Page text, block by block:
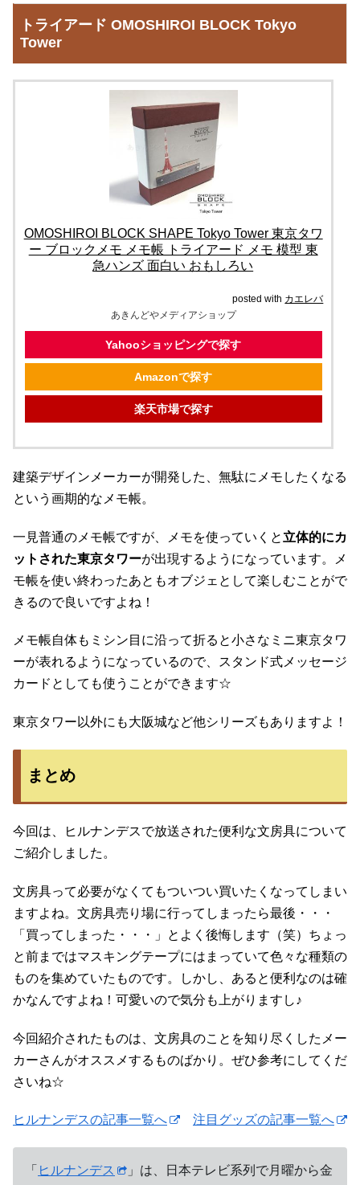
トライアード OMOSHIROI BLOCK Tokyo
Tower
OMOSHIROI BLOCK SHAPE Tokyo Tower 東京タワ
ー ブロックメモ メモ帳 トライアード メモ 模型 東
急ハンズ 面白い おもしろい
posted with カエレバ
あきんどやメディアショップ
Yahooショッピングで探す
Amazonで探す
楽天市場で探す
建築デザインメーカーが開発した、無駄にメモしたくなる
という画期的なメモ帳。
一見普通のメモ帳ですが、メモを使っていくと 立体的にカ
ットされた東京タワーが出現するようになっています。メ
モ帳を使い終わったあともオブジェとして楽しむことがで
きるので良いですよね！
メモ帳自体もミシン目に沿って折ると小さなミニ東京タワ
ーが表れるようになっているので、スタンド式メッセージ
カードとしても使うことができます☆
東京タワー以外にも大阪城など他シリーズもありますよ！
まとめ
今回は、ヒルナンデスで放送された便利な文房具について
ご紹介しました。
文房具って必要がなくてもついつい買いたくなってしまい
ますよね。文房具売り場に行ってしまったら最後・・・
「買ってしまった・・・」とよく後悔します（笑）ちょっ
と前まではマスキングテープにはまっていて色々な種類の
ものを集めていたものです。しかし、あると便利なのは確
かなんですよね！可愛いので気分も上がりますし♪
今回紹介されたものは、文房具のことを知り尽くしたメー
カーさんがオススメするものばかり。ぜひ参考にしてくだ
さいね☆
ヒルナンデスの記事一覧へ 注目グッズの記事一覧へ
「 ヒルナンデス 」は、日本テレビ系列で月曜から金